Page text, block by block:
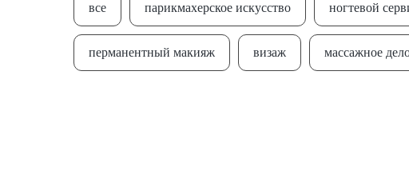
все парикмахерское искусство ногтевой
перманентный макияж визаж массажное